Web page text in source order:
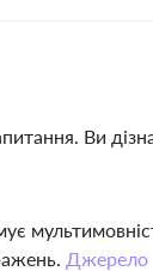
Ви
Джерело